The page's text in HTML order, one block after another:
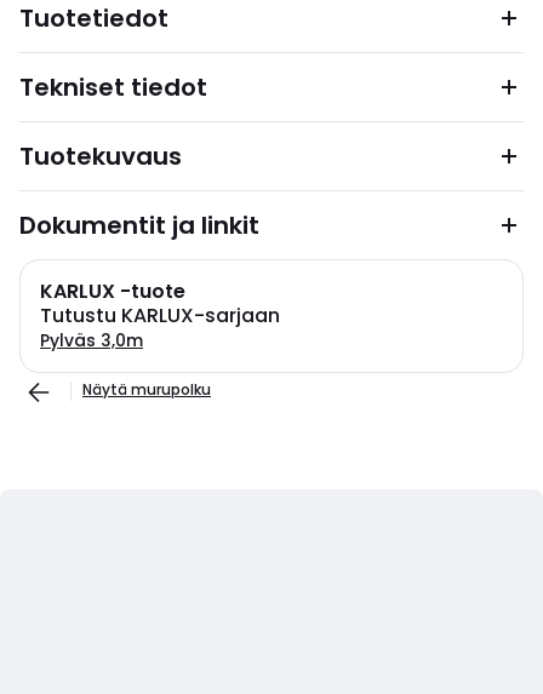
Tuotetiedot
Tekniset tiedot
Tuotekuvaus
Dokumentit ja linkit
KARLUX -tuote
Tutustu KARLUX-sarjaan
Pylväs 3,0m
Näytä murupolku